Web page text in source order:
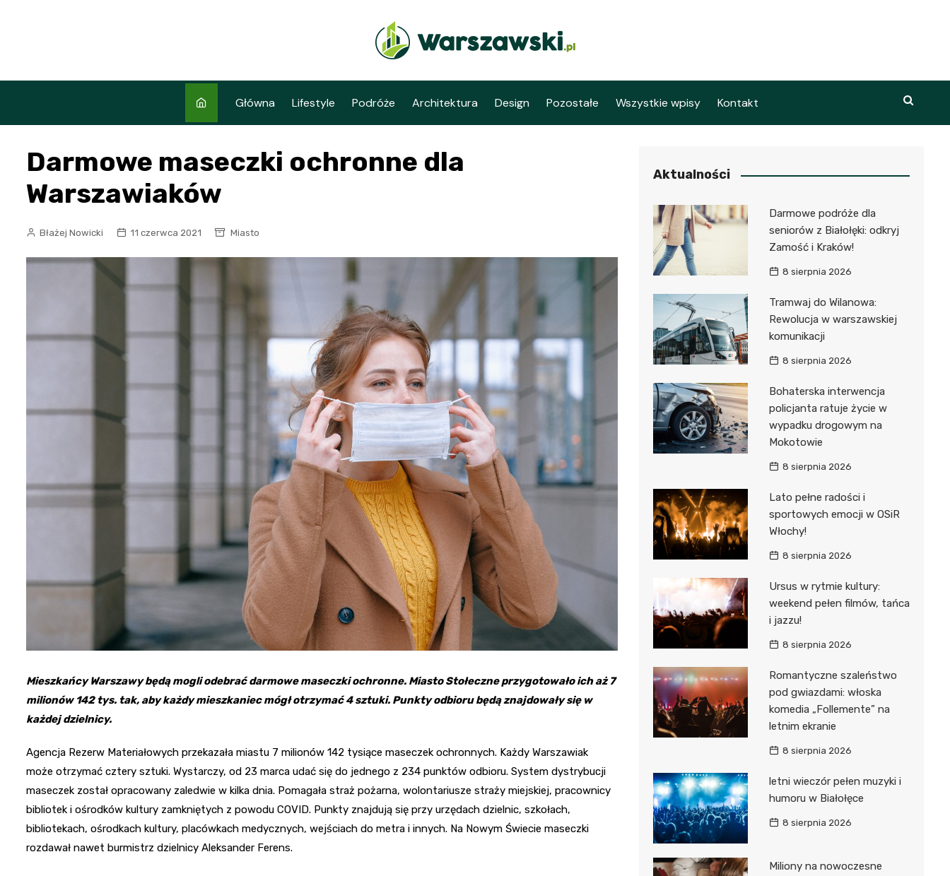
Główna Lifestyle Podróże Architektura Design Pozostałe Wszystkie wpisy Kontakt
Darmowe maseczki ochronne dla
Warszawiaków
Błażej Nowicki 11 czerwca 2021 Miasto
Mieszkańcy Warszawy będą mogli odebrać darmowe maseczki ochronne. Miasto Stołeczne przygotowało ich aż 7
milionów 142 tys. tak, aby każdy mieszkaniec mógł otrzymać 4 sztuki. Punkty odbioru będą znajdowały się w
każdej dzielnicy.
Agencja Rezerw Materiałowych przekazała miastu 7 milionów 142 tysiące maseczek ochronnych. Każdy Warszawiak
może otrzymać cztery sztuki. Wystarczy, od 23 marca udać się do jednego z 234 punktów odbioru. System dystrybucji
maseczek został opracowany zaledwie w kilka dnia. Pomagała straż pożarna, wolontariusze straży miejskiej, pracownicy
bibliotek i ośrodków kultury zamkniętych z powodu COVID. Punkty znajdują się przy urzędach dzielnic, szkołach,
bibliotekach, ośrodkach kultury, placówkach medycznych, wejściach do metra i innych. Na Nowym Świecie maseczki
rozdawał nawet burmistrz dzielnicy Aleksander Ferens.
Aktualności
Darmowe podróże dla
seniorów z Białołęki: odkryj
Zamość i Kraków!
8 sierpnia 2026
Tramwaj do Wilanowa:
Rewolucja w warszawskiej
komunikacji
8 sierpnia 2026
Bohaterska interwencja
policjanta ratuje życie w
wypadku drogowym na
Mokotowie
8 sierpnia 2026
Lato pełne radości i
sportowych emocji w OSiR
Włochy!
8 sierpnia 2026
Ursus w rytmie kultury:
weekend pełen filmów, tańca
i jazzu!
8 sierpnia 2026
Romantyczne szaleństwo
pod gwiazdami: włoska
komedia „Follemente” na
letnim ekranie
8 sierpnia 2026
letni wieczór pełen muzyki i
humoru w Białołęce
8 sierpnia 2026
Miliony na nowoczesne